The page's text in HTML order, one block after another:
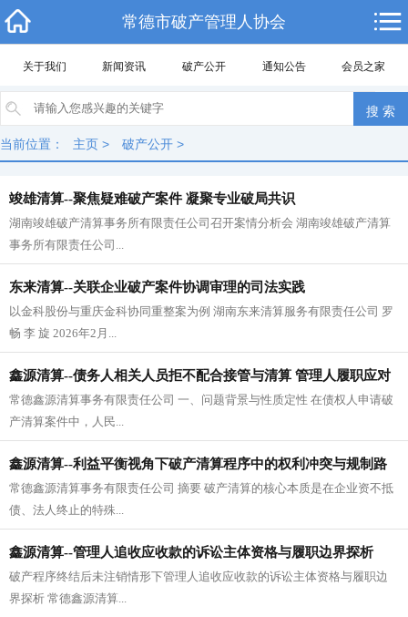
常德市破产管理人协会
关于我们 新闻资讯 破产公开 通知公告 会员之家
当前位置： 主页 > 破产公开 >
竣雄清算--聚焦疑难破产案件 凝聚专业破局共识
湖南竣雄破产清算事务所有限责任公司召开案情分析会 湖南竣雄破产清算
事务所有限责任公司...
东来清算--关联企业破产案件协调审理的司法实践
以金科股份与重庆金科协同重整案为例 湖南东来清算服务有限责任公司 罗
畅 李 旋 2026年2月...
鑫源清算--债务人相关人员拒不配合接管与清算 管理人履职应对
探索
常德鑫源清算事务有限责任公司 一、问题背景与性质定性 在债权人申请破
产清算案件中，人民...
鑫源清算--利益平衡视角下破产清算程序中的权利冲突与规制路
径研究
常德鑫源清算事务有限责任公司 摘要 破产清算的核心本质是在企业资不抵
债、法人终止的特殊...
鑫源清算--管理人追收应收款的诉讼主体资格与履职边界探析
破产程序终结后未注销情形下管理人追收应收款的诉讼主体资格与履职边
界探析 常德鑫源清算...